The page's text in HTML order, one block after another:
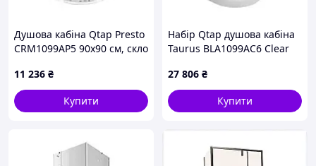
Душова кабіна Qtap Presto
CRM1099AP5 90х90 см, скло
11 236 ₴
Купити
Набір Qtap душова кабіна
Taurus BLA1099AC6 Clear
Robin 309912C 90x90x12 см
із сифоном
27 806 ₴
Купити